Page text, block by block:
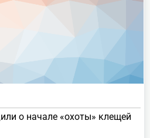
о начале «охоты» клещей